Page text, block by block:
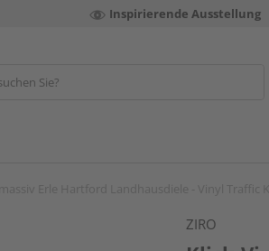
Inspirierende Ausstellung
ZIRO